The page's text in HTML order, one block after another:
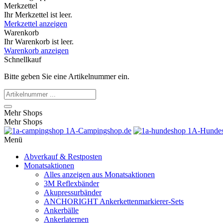
Merkzettel
Ihr Merkzettel ist leer.
Merkzettel anzeigen
Warenkorb
Ihr Warenkorb ist leer.
Warenkorb anzeigen
Schnellkauf
Bitte geben Sie eine Artikelnummer ein.
Mehr Shops
Mehr Shops
1A-Campingshop.de
1A-
Menü
Abverkauf & Restposten
Monatsaktionen
Alles anzeigen aus Monatsaktionen
3M Reflexbänder
Akupressurbänder
ANCHORIGHT Ankerkettenmarkierer-Sets
Ankerbälle
Ankerlaternen